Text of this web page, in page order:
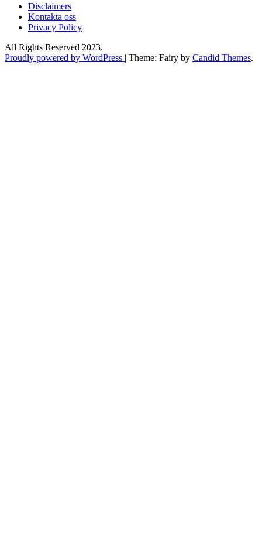
Disclaimers
Kontakta oss
Privacy Policy
All Rights Reserved 2023.
Proudly powered by WordPress | Theme: Fairy by Candid Themes.